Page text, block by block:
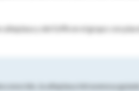
y del 0,4% en el grupo con
la alteplasa intravenosa guiada